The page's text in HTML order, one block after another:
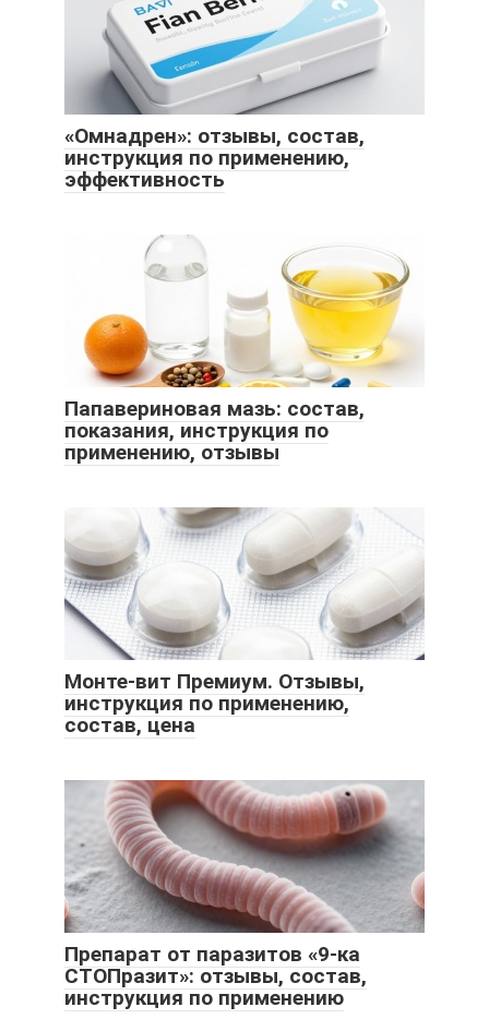
«Омнадрен»: отзывы, состав,
инструкция по применению,
эффективность
Папавериновая мазь: состав,
показания, инструкция по
применению, отзывы
Монте-вит Премиум. Отзывы,
инструкция по применению,
состав, цена
Препарат от паразитов «9-ка
СТОПразит»: отзывы, состав,
инструкция по применению